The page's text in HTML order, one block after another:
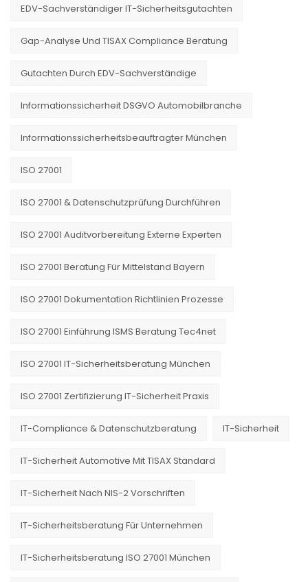
EDV-Sachverständiger IT-Sicherheitsgutachten
Gap-Analyse Und TISAX Compliance Beratung
Gutachten Durch EDV-Sachverständige
Informationssicherheit DSGVO Automobilbranche
Informationssicherheitsbeauftragter München
ISO 27001
ISO 27001 & Datenschutzprüfung Durchführen
ISO 27001 Auditvorbereitung Externe Experten
ISO 27001 Beratung Für Mittelstand Bayern
ISO 27001 Dokumentation Richtlinien Prozesse
ISO 27001 Einführung ISMS Beratung Tec4net
ISO 27001 IT-Sicherheitsberatung München
ISO 27001 Zertifizierung IT-Sicherheit Praxis
IT-Compliance & Datenschutzberatung IT-Sicherheit
IT-Sicherheit Automotive Mit TISAX Standard
IT-Sicherheit Nach NIS-2 Vorschriften
IT-Sicherheitsberatung Für Unternehmen
IT-Sicherheitsberatung ISO 27001 München